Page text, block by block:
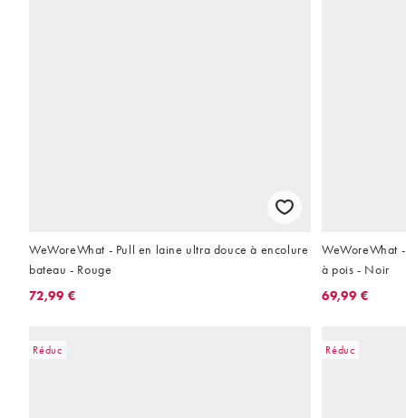
WeWoreWhat - Pull en laine ultra douce à encolure
bateau - Rouge
72,99 €
WeWoreWhat
à pois - Noir
69,99 €
Réduc Réduc